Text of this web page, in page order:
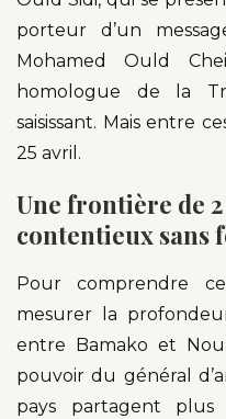
porteur d’un
Mohamed Ould
homologue de la
saisissant. Mais entre
25 avril.
Une frontière de
contentieux sans
Pour comprendre
mesurer la
entre Bamako et
pouvoir du général
pays partagent